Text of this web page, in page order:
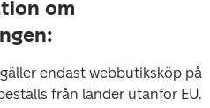
om
endast webbutiksköp på
från länder utanför EU.